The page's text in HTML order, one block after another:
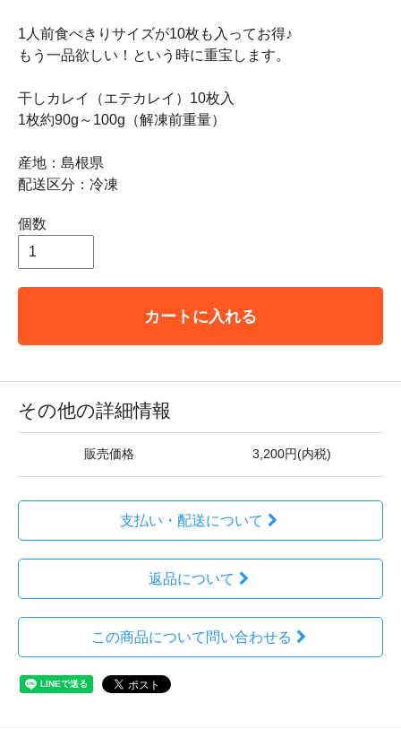
1人前食べきりサイズが10枚も入ってお得♪
もう一品欲しい！という時に重宝します。
干しカレイ（エテカレイ）10枚入
1枚約90g～100g（解凍前重量）
産地：島根県
配送区分：冷凍
個数
カートに入れる
その他の詳細情報
販売価格 3,200円(内税)
支払い・配送について
返品について
この商品について問い合わせる